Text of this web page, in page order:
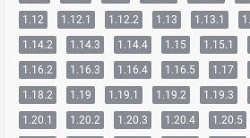
1.12
1.12.1 1.12.2 1.13 1.13.1
1.14.2
1.14.3 1.14.4 1.15 1.15.1
1.16.2
1.16.3 1.16.4 1.16.5 1.17
1.18.2
1.19 1.19.1 1.19.2 1.19.3
1.20.1
1.20.2 1.20.3 1.20.4 1.20.5